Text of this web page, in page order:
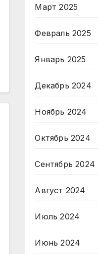
Март 2025
Февраль 2025
Январь 2025
Декабрь 2024
Ноябрь 2024
Октябрь 2024
Сентябрь 2024
Август 2024
Июль 2024
Июнь 2024